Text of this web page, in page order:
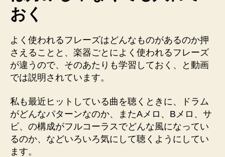
おく
よく使われるフレーズはどんなものがあるのか押
さえることと、楽器ごとによく使われるフレーズ
が違うので、そのあたりも学習しておく、と動画
では説明されています。
私も最近ヒットしている曲を聴くときに、ドラム
がどんなパターンなのか、またAメロ、Bメロ、サ
ビ、の構成がフルコーラスでどんな風になってい
るのか、などいろいろ気にして聴くようにしてい
ます。